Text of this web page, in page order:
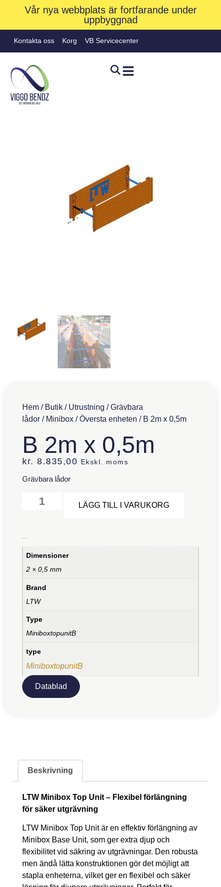
Vår nya webbplats är fortfarande under
uppbyggnad
Kontakta oss Korg VB Servicecenter
Hem / Butik / Utrustning /Grävbara
lådor / Minibox /Översta enheten / B 2m x 0,5m
B 2m x 0,5m
kr. 8.835,00 Ekskl. moms
Grävbara lådor
LÄGG TILL I VARUKORG
Dimensioner
2 × 0,5 mm
Brand
LTW
Type
MiniboxtopunitB
type
MiniboxtopunitB
Datablad
Beskrivning
LTW Minibox Top Unit – Flexibel förlängning
för säker utgrävning
LTW Minibox Top Unit är en effektiv förlängning av
Minibox Base Unit, som ger extra djup och
flexibilitet vid säkring av utgrävningar. Den robusta
men ändå lätta konstruktionen gör det möjligt att
stapla enheterna, vilket ger en flexibel och säker